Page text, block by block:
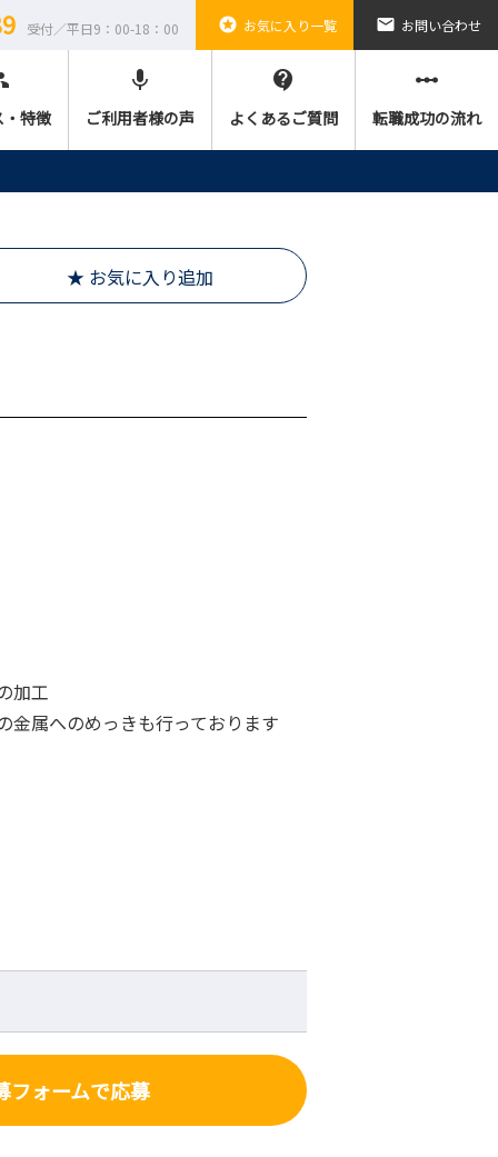
受付／平日9：00-18：00 stars お気に入り一覧 email お問い合わせ
・特徴
mic
ご利用者様の声
contact_support
よくあるご質問
linear_scale
転職成功の流れ
★ お気に入り追加
加工
属へのめっきも行っております
フォームで応募